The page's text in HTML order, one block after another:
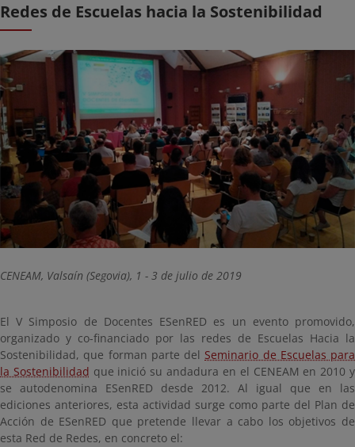
Redes de Escuelas hacia la Sostenibilidad
CENEAM, Valsaín (Segovia), 1 - 3 de julio de 2019
El V Simposio de Docentes ESenRED es un evento promovido,
organizado y co-financiado por las redes de Escuelas Hacia la
Sostenibilidad, que forman parte del Seminario de Escuelas para
la Sostenibilidad que inició su andadura en el CENEAM en 2010 y
se autodenomina ESenRED desde 2012. Al igual que en las
ediciones anteriores, esta actividad surge como parte del Plan de
Acción de ESenRED que pretende llevar a cabo los objetivos de
esta Red de Redes, en concreto el: